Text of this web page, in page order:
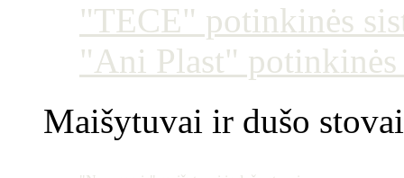
"TECE" potinkinės
"Ani Plast" potinkinės
Maišytuvai ir dušo stovai